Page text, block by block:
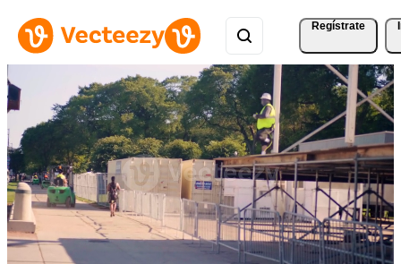
Regístrate